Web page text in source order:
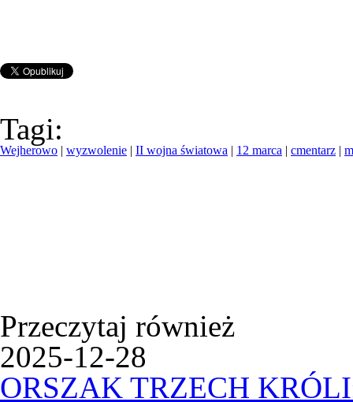
Tagi:
Wejherowo | wyzwolenie | II wojna światowa | 12 marca | cmentarz |
Przeczytaj również
2025-12-28
ORSZAK TRZECH KRÓLI